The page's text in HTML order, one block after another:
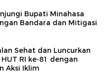
Bupati Minahasa
Bandara dan Mitigasi
Sehat dan Luncurkan
RI ke-81 dengan
Aksi Iklim